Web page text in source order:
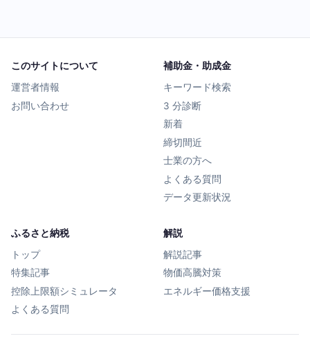
このサイトについて
運営者情報
お問い合わせ
補助金・助成金
キーワード検索
3 分診断
新着
締切間近
士業の方へ
よくある質問
データ更新状況
ふるさと納税
トップ
特集記事
控除上限額シミュレータ
よくある質問
解説
解説記事
物価高騰対策
エネルギー価格支援